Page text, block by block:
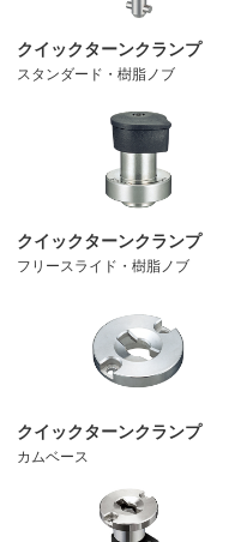
クイックターンクランプ
スタンダード・樹脂ノブ
クイックターンクランプ
フリースライド・樹脂ノブ
クイックターンクランプ
カムベース